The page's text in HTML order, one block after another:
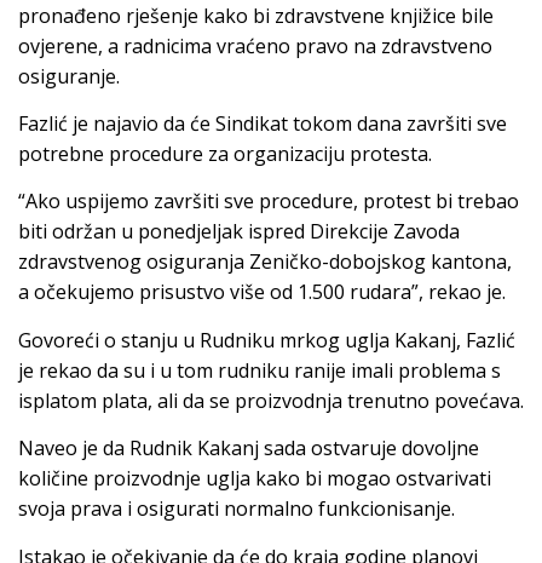
pronađeno rješenje kako bi zdravstvene knjižice bile
ovjerene, a radnicima vraćeno pravo na zdravstveno
osiguranje.
Fazlić je najavio da će Sindikat tokom dana završiti sve
potrebne procedure za organizaciju protesta.
“Ako uspijemo završiti sve procedure, protest bi trebao
biti održan u ponedjeljak ispred Direkcije Zavoda
zdravstvenog osiguranja Zeničko-dobojskog kantona,
a očekujemo prisustvo više od 1.500 rudara”, rekao je.
Govoreći o stanju u Rudniku mrkog uglja Kakanj, Fazlić
je rekao da su i u tom rudniku ranije imali problema s
isplatom plata, ali da se proizvodnja trenutno povećava.
Naveo je da Rudnik Kakanj sada ostvaruje dovoljne
količine proizvodnje uglja kako bi mogao ostvarivati
svoja prava i osigurati normalno funkcionisanje.
Istakao je očekivanje da će do kraja godine planovi